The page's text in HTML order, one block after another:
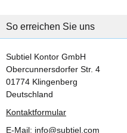
So erreichen Sie uns
Subtiel Kontor GmbH
Obercunnersdorfer Str. 4
01774 Klingenberg
Deutschland
Kontaktformular
E-Mail: info@subtiel.com